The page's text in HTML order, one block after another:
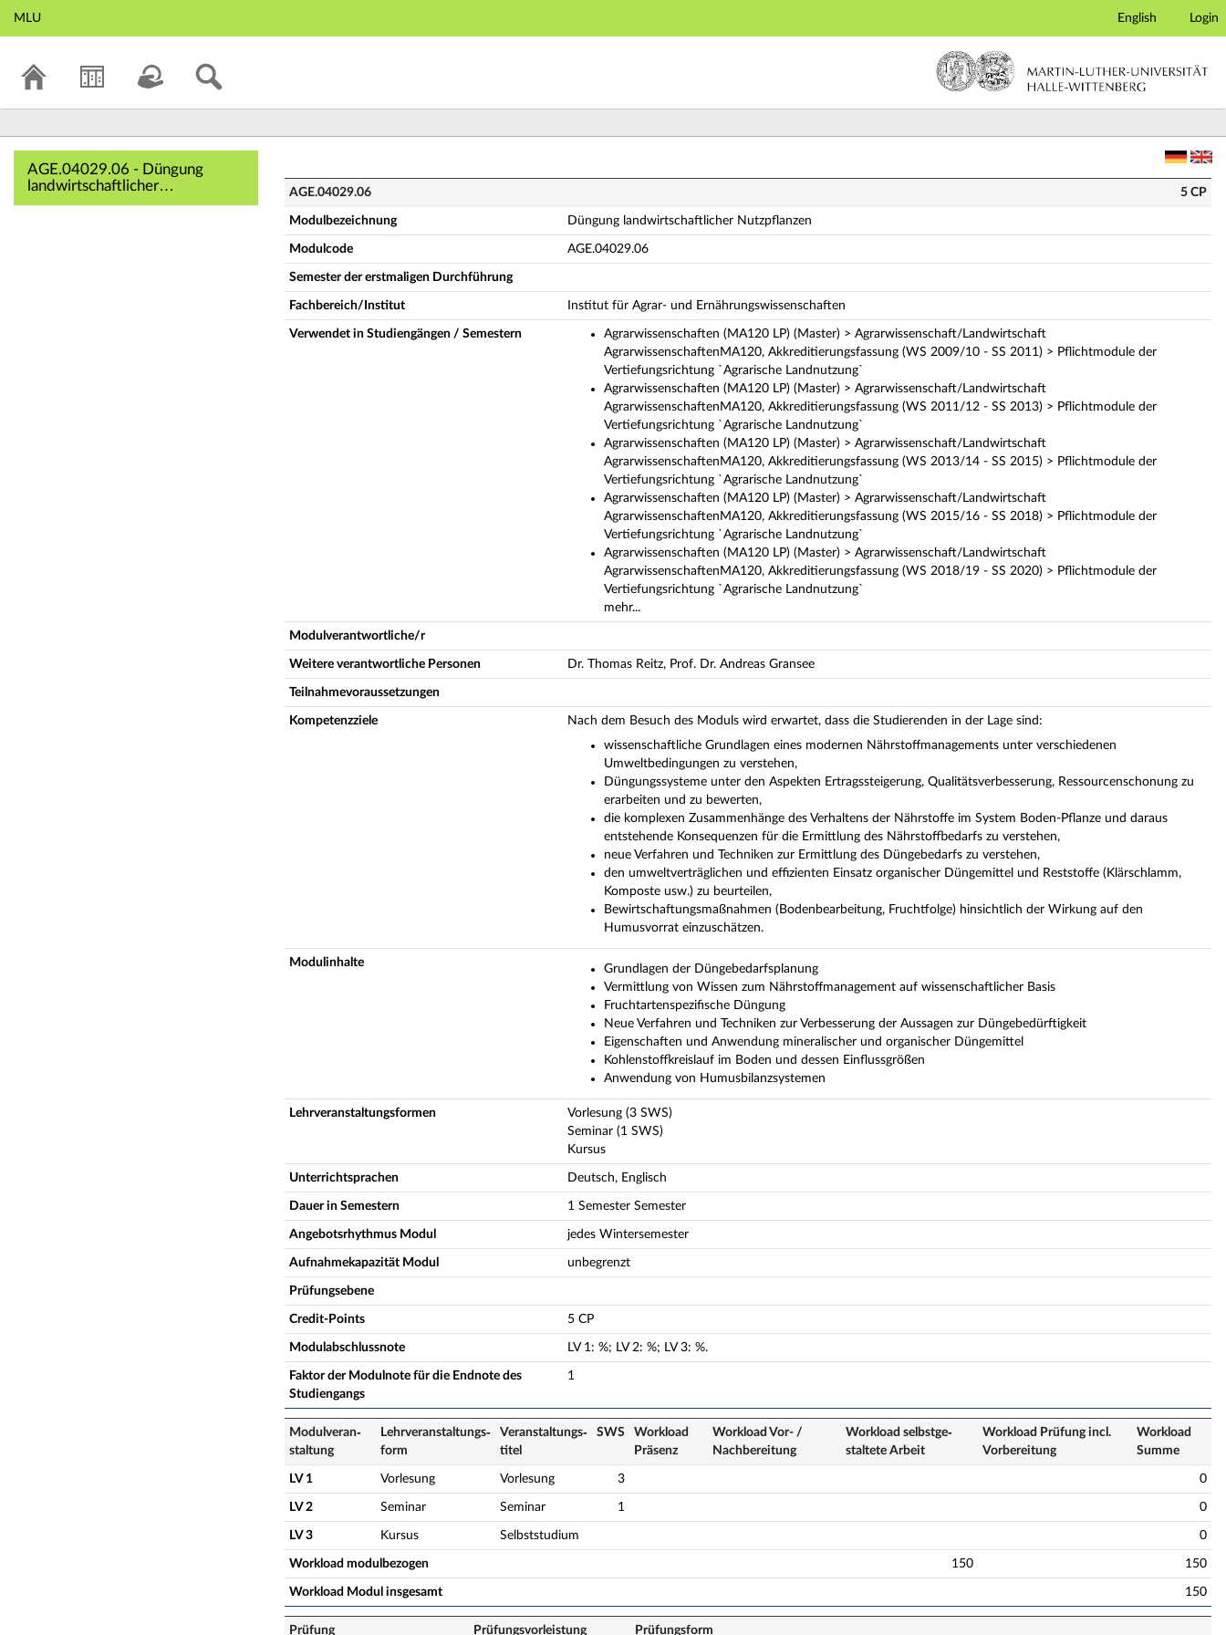
Hauptnavigation
MLU English Login
AGE.04029.06 - Düngung
landwirtschaftlicher
Nutzpflanzen (Vollständige
AGE.04029.06 5 CP
Modulbezeichnung Düngung landwirtschaftlicher Nutzpflanzen
Modulcode AGE.04029.06
Semester der erstmaligen Durchführung
Fachbereich/Institut Institut für Agrar- und Ernährungswissenschaften
Verwendet in Studiengängen / Semestern
Agrarwissenschaften (MA120 LP) (Master) > Agrarwissenschaft/Landwirtschaft
AgrarwissenschaftenMA120, Akkreditierungsfassung (WS 2009/10 - SS 2011) > Pflichtmodule der
Vertiefungsrichtung `Agrarische Landnutzung`
Agrarwissenschaften (MA120 LP) (Master) > Agrarwissenschaft/Landwirtschaft
AgrarwissenschaftenMA120, Akkreditierungsfassung (WS 2011/12 - SS 2013) > Pflichtmodule der
Vertiefungsrichtung `Agrarische Landnutzung`
Agrarwissenschaften (MA120 LP) (Master) > Agrarwissenschaft/Landwirtschaft
AgrarwissenschaftenMA120, Akkreditierungsfassung (WS 2013/14 - SS 2015) > Pflichtmodule der
Vertiefungsrichtung `Agrarische Landnutzung`
Agrarwissenschaften (MA120 LP) (Master) > Agrarwissenschaft/Landwirtschaft
AgrarwissenschaftenMA120, Akkreditierungsfassung (WS 2015/16 - SS 2018) > Pflichtmodule der
Vertiefungsrichtung `Agrarische Landnutzung`
Agrarwissenschaften (MA120 LP) (Master) > Agrarwissenschaft/Landwirtschaft
AgrarwissenschaftenMA120, Akkreditierungsfassung (WS 2018/19 - SS 2020) > Pflichtmodule der
Vertiefungsrichtung `Agrarische Landnutzung`
mehr...
Modulverantwortliche/r
Weitere verantwortliche Personen Dr. Thomas Reitz, Prof. Dr. Andreas Gransee
Teilnahmevoraussetzungen
Kompetenzziele
Nach dem Besuch des Moduls wird erwartet, dass die Studierenden in der Lage sind:
wissenschaftliche Grundlagen eines modernen Nährstoffmanagements unter verschiedenen
Umweltbedingungen zu verstehen,
Düngungssysteme unter den Aspekten Ertragssteigerung, Qualitätsverbesserung, Ressourcenschonung zu
erarbeiten und zu bewerten,
die komplexen Zusammenhänge des Verhaltens der Nährstoffe im System Boden-Pflanze und daraus
entstehende Konsequenzen für die Ermittlung des Nährstoffbedarfs zu verstehen,
neue Verfahren und Techniken zur Ermittlung des Düngebedarfs zu verstehen,
den umweltverträglichen und effizienten Einsatz organischer Düngemittel und Reststoffe (Klärschlamm,
Komposte usw.) zu beurteilen,
Bewirtschaftungsmaßnahmen (Bodenbearbeitung, Fruchtfolge) hinsichtlich der Wirkung auf den
Humusvorrat einzuschätzen.
Modulinhalte
Grundlagen der Düngebedarfsplanung
Vermittlung von Wissen zum Nährstoffmanagement auf wissenschaftlicher Basis
Fruchtartenspezifische Düngung
Neue Verfahren und Techniken zur Verbesserung der Aussagen zur Düngebedürftigkeit
Eigenschaften und Anwendung mineralischer und organischer Düngemittel
Kohlenstoffkreislauf im Boden und dessen Einflussgrößen
Anwendung von Humusbilanzsystemen
Lehrveranstaltungsformen
Vorlesung (3 SWS)
Seminar (1 SWS)
Kursus
Unterrichtsprachen Deutsch, Englisch
Dauer in Semestern 1 Semester Semester
Angebotsrhythmus Modul jedes Wintersemester
Aufnahmekapazität Modul unbegrenzt
Prüfungsebene
Credit-Points 5 CP
Modulabschlussnote LV 1: %; LV 2: %; LV 3: %.
Faktor der Modulnote für die Endnote des
Studiengangs
1
Modulveran­
staltung
Lehrveranstaltungs­
form
Veranstaltungs­
titel
SWS
Workload
Präsenz
Workload Vor- /
Nach­bereitung
Workload selbstge­
staltete Arbeit
Workload Prüfung incl.
Vorbereitung
Workload
Summe
LV 1 Vorlesung Vorlesung 3 0
LV 2 Seminar Seminar 1 0
LV 3 Kursus Selbststudium 0
Workload modulbezogen 150 150
Workload Modul insgesamt 150
Prüfung Prüfungsvorleistung Prüfungsform